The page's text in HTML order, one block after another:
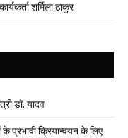
शर्मिला ठाकुर
डॉ. यादव
प्रभावी क्रियान्वयन के लिए